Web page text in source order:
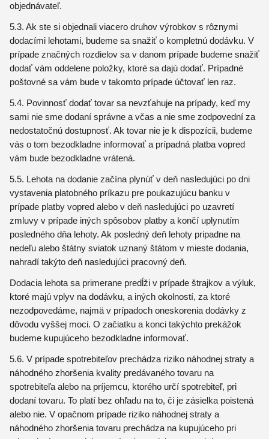
objednávateľ.
5.3. Ak ste si objednali viacero druhov výrobkov s rôznymi
dodacími lehotami, budeme sa snažiť o kompletnú dodávku. V
prípade značných rozdielov sa v danom prípade budeme snažiť
dodať vám oddelene položky, ktoré sa dajú dodať. Prípadné
poštovné sa vám bude v takomto prípade účtovať len raz.
5.4. Povinnosť dodať tovar sa nevzťahuje na prípady, keď my
sami nie sme dodaní správne a včas a nie sme zodpovední za
nedostatočnú dostupnosť. Ak tovar nie je k dispozícii, budeme
vás o tom bezodkladne informovať a prípadná platba vopred
vám bude bezodkladne vrátená.
5.5. Lehota na dodanie začína plynúť v deň nasledujúci po dni
vystavenia platobného príkazu pre poukazujúcu banku v
prípade platby vopred alebo v deň nasledujúci po uzavretí
zmluvy v prípade iných spôsobov platby a končí uplynutím
posledného dňa lehoty. Ak posledný deň lehoty pripadne na
nedeľu alebo štátny sviatok uznaný štátom v mieste dodania,
nahradí takýto deň nasledujúci pracovný deň.
Dodacia lehota sa primerane predĺži v prípade štrajkov a výluk,
ktoré majú vplyv na dodávku, a iných okolností, za ktoré
nezodpovedáme, najmä v prípadoch oneskorenia dodávky z
dôvodu vyššej moci. O začiatku a konci takýchto prekážok
budeme kupujúceho bezodkladne informovať.
5.6. V prípade spotrebiteľov prechádza riziko náhodnej straty a
náhodného zhoršenia kvality predávaného tovaru na
spotrebiteľa alebo na príjemcu, ktorého určí spotrebiteľ, pri
dodaní tovaru. To platí bez ohľadu na to, či je zásielka poistená
alebo nie. V opačnom prípade riziko náhodnej straty a
náhodného zhoršenia tovaru prechádza na kupujúceho pri